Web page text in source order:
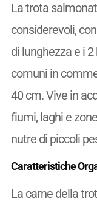
La trota
considerevoli,
di lunghezza e i
comuni in
40 cm. Vive in
fiumi, laghi e
nutre di piccoli
Caratteristiche
La carne della